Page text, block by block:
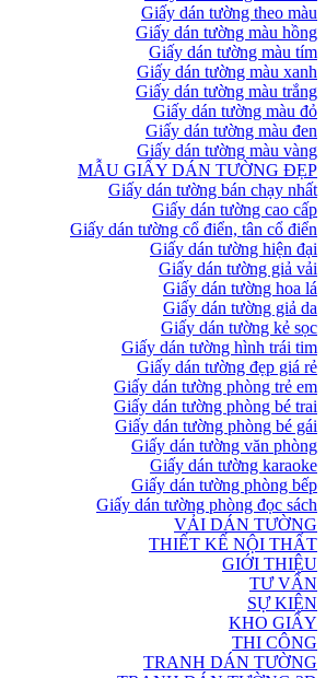
Giấy dán tường theo màu
Giấy dán tường màu hồng
Giấy dán tường màu tím
Giấy dán tường màu xanh
Giấy dán tường màu trắng
Giấy dán tường màu đỏ
Giấy dán tường màu đen
Giấy dán tường màu vàng
MẪU GIẤY DÁN TƯỜNG ĐẸP
Giấy dán tường bán chạy nhất
Giấy dán tường cao cấp
Giấy dán tường cổ điển, tân cổ điển
Giấy dán tường hiện đại
Giấy dán tường giả vải
Giấy dán tường hoa lá
Giấy dán tường giả da
Giấy dán tường kẻ sọc
Giấy dán tường hình trái tim
Giấy dán tường đẹp giá rẻ
Giấy dán tường phòng trẻ em
Giấy dán tường phòng bé trai
Giấy dán tường phòng bé gái
Giấy dán tường văn phòng
Giấy dán tường karaoke
Giấy dán tường phòng bếp
Giấy dán tường phòng đọc sách
VẢI DÁN TƯỜNG
THIẾT KẾ NỘI THẤT
GIỚI THIỆU
TƯ VẤN
SỰ KIỆN
KHO GIẤY
THI CÔNG
TRANH DÁN TƯỜNG